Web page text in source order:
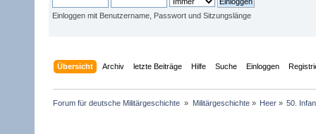
Einloggen mit Benutzername, Passwort und Sitzungslänge
Übersicht Archiv letzte Beiträge Hilfe Suche Einloggen
Forum für deutsche Militärgeschichte » Militärgeschichte» Heer» 50.